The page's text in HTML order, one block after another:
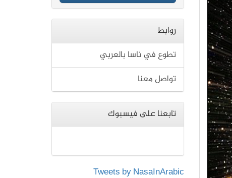
روابط
تطوع في ناسا بالعربي
تواصل معنا
تابعنا على فيسبوك
Tweets by NasaInArabic